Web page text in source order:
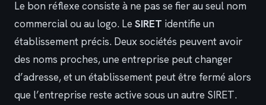
Le bon réflexe consiste à ne pas se fier au seul nom
commercial ou au logo. Le SIRET identifie un
établissement précis. Deux sociétés peuvent avoir
des noms proches, une entreprise peut changer
d’adresse, et un établissement peut être fermé alors
que l’entreprise reste active sous un autre SIRET.